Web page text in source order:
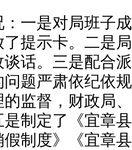
是对局班子成
提示卡。二是
话。三是配合
问题严肃依纪依
的监督，财政局
制定了《宜章
制度》《宜章